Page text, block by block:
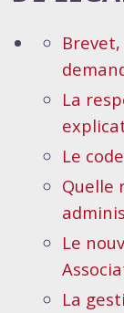
La
Le
Quelle
Le
La